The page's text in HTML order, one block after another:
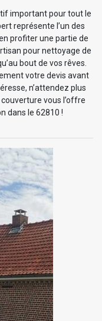
important pour tout le
représente l’un des
profiter une partie de
pour nettoyage de
bout de vos rêves.
votre devis avant
n’attendez plus
vous l’offre
dans le 62810 !